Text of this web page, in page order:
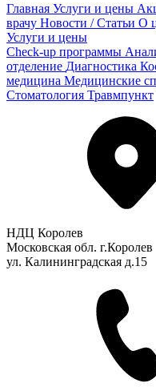
Главная Услуги и цены
врачу Новости / Статьи О
Услуги и цены
Check-up программы
отделение Диагностика
медицина Медицинские
Стоматология Травмпункт
НДЦ Королев
Московская обл. г.Королев
ул. Калининградская д.15